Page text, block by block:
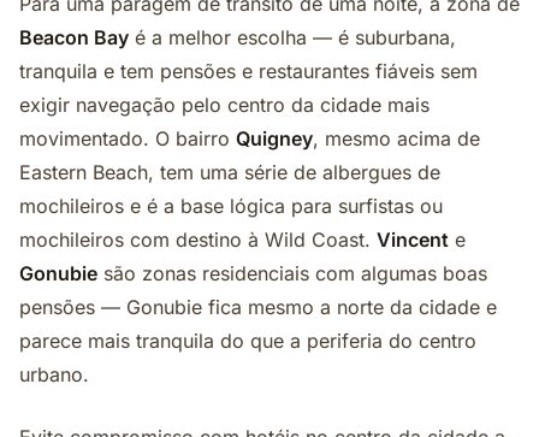
Beacon Bay é a melhor escolha — é suburbana,
tranquila e tem pensões e restaurantes fiáveis sem
exigir navegação pelo centro da cidade mais
movimentado. O bairro Quigney, mesmo acima de
Eastern Beach, tem uma série de albergues de
mochileiros e é a base lógica para surfistas ou
mochileiros com destino à Wild Coast. Vincent e
Gonubie são zonas residenciais com algumas boas
pensões — Gonubie fica mesmo a norte da cidade e
parece mais tranquila do que a periferia do centro
urbano.